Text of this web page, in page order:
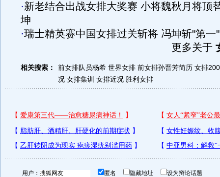
·新老结合出战女排大奖赛 小将魏秋月将顶
坤
·瑞士精英赛中国女排过关斩将 冯坤斩"第一"
更多关于
相关搜索： 前女排队员杨希 世界女排 前女排孙晋芳简历 女排
况 女排集训 女排近况 胜利女排
用户： 匿名 隐藏地址 设为辩论话题